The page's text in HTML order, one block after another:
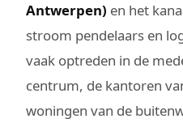
Antwerpen) en het
stroom pendelaars en
vaak optreden in de
centrum, de kantoren
woningen van de